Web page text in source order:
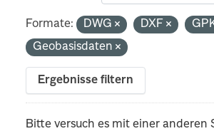
Formate: DWG DXF
Geobasisdaten
Ergebnisse filtern
Bitte versuch es mit einer anderen